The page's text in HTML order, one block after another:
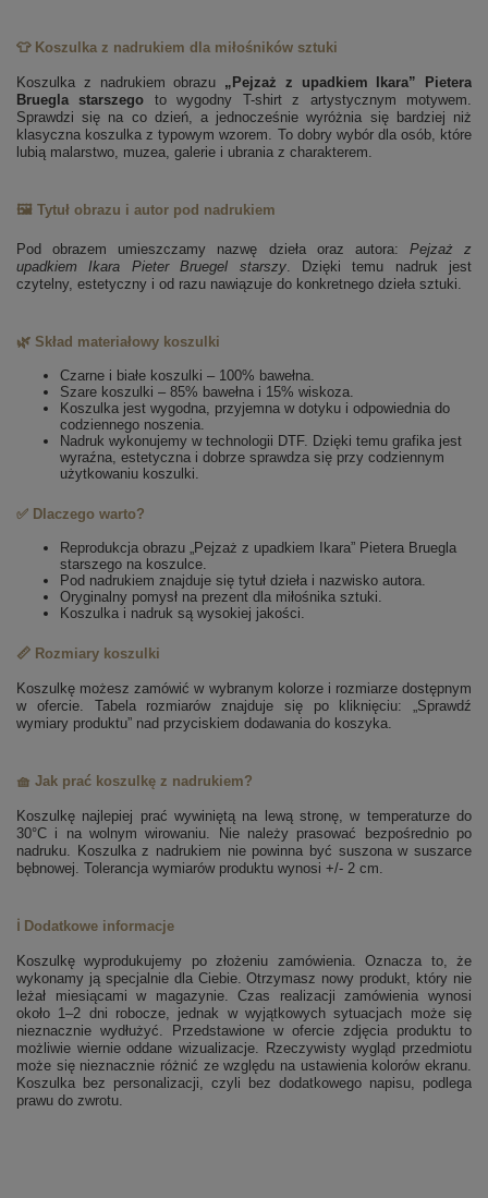
👕 Koszulka z nadrukiem dla miłośników sztuki
Koszulka z nadrukiem obrazu „Pejzaż z upadkiem Ikara” Pietera
Bruegla starszego to wygodny T-shirt z artystycznym motywem.
Sprawdzi się na co dzień, a jednocześnie wyróżnia się bardziej niż
klasyczna koszulka z typowym wzorem. To dobry wybór dla osób, które
lubią malarstwo, muzea, galerie i ubrania z charakterem.
🖼️ Tytuł obrazu i autor pod nadrukiem
Pod obrazem umieszczamy nazwę dzieła oraz autora: Pejzaż z
upadkiem Ikara
Pieter Bruegel starszy. Dzięki temu nadruk jest
czytelny, estetyczny i od razu nawiązuje do konkretnego dzieła sztuki.
🌿 Skład materiałowy koszulki
Czarne i białe koszulki – 100% bawełna.
Szare koszulki – 85% bawełna i 15% wiskoza.
Koszulka jest wygodna, przyjemna w dotyku i odpowiednia do
codziennego noszenia.
Nadruk wykonujemy w technologii DTF. Dzięki temu grafika jest
wyraźna, estetyczna i dobrze sprawdza się przy codziennym
użytkowaniu koszulki.
✅ Dlaczego warto?
Reprodukcja obrazu „Pejzaż z upadkiem Ikara” Pietera Bruegla
starszego na koszulce.
Pod nadrukiem znajduje się tytuł dzieła i nazwisko autora.
Oryginalny pomysł na prezent dla miłośnika sztuki.
Koszulka i nadruk są wysokiej jakości.
📏 Rozmiary koszulki
Koszulkę możesz zamówić w wybranym kolorze i rozmiarze dostępnym
w ofercie. Tabela rozmiarów znajduje się po kliknięciu: „Sprawdź
wymiary produktu” nad przyciskiem dodawania do koszyka.
🧺 Jak prać koszulkę z nadrukiem?
Koszulkę najlepiej prać wywiniętą na lewą stronę, w temperaturze do
30°C i na wolnym wirowaniu. Nie należy prasować bezpośrednio po
nadruku. Koszulka z nadrukiem nie powinna być suszona w suszarce
bębnowej. Tolerancja wymiarów produktu wynosi +/- 2 cm.
ℹ️ Dodatkowe informacje
Koszulkę wyprodukujemy po złożeniu zamówienia. Oznacza to, że
wykonamy ją specjalnie dla Ciebie. Otrzymasz nowy produkt, który nie
leżał miesiącami w magazynie. Czas realizacji zamówienia wynosi
około 1–2 dni robocze, jednak w wyjątkowych sytuacjach może się
nieznacznie wydłużyć. Przedstawione w ofercie zdjęcia produktu to
możliwie wiernie oddane wizualizacje. Rzeczywisty wygląd przedmiotu
może się nieznacznie różnić ze względu na ustawienia kolorów ekranu.
Koszulka bez personalizacji, czyli bez dodatkowego napisu, podlega
prawu do zwrotu.